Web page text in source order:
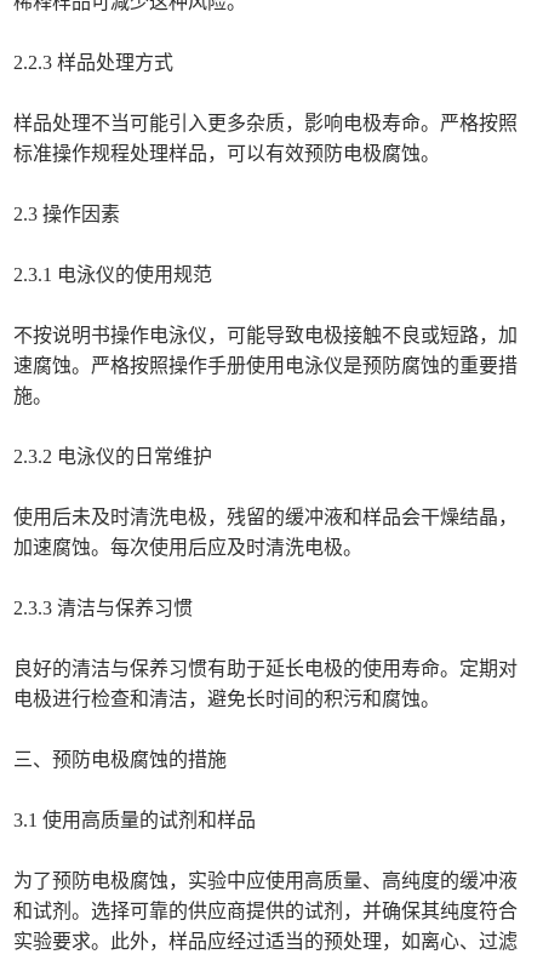
2.2.3 样品处理方式
样品处理不当可能引入更多杂质，影响电极寿命。严格按照
标准操作规程处理样品，可以有效预防电极腐蚀。
2.3 操作因素
2.3.1 电泳仪的使用规范
不按说明书操作电泳仪，可能导致电极接触不良或短路，加
速腐蚀。严格按照操作手册使用电泳仪是预防腐蚀的重要措
施。
2.3.2 电泳仪的日常维护
使用后未及时清洗电极，残留的缓冲液和样品会干燥结晶，
加速腐蚀。每次使用后应及时清洗电极。
2.3.3 清洁与保养习惯
良好的清洁与保养习惯有助于延长电极的使用寿命。定期对
电极进行检查和清洁，避免长时间的积污和腐蚀。
三、预防电极腐蚀的措施
3.1 使用高质量的试剂和样品
为了预防电极腐蚀，实验中应使用高质量、高纯度的缓冲液
和试剂。选择可靠的供应商提供的试剂，并确保其纯度符合
实验要求。此外，样品应经过适当的预处理，如离心、过滤